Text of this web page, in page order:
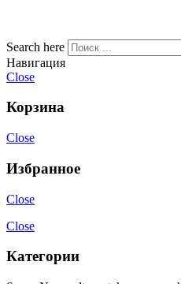
Search here
Навигация
Close
Корзина
Close
Избранное
Close
Close
Категории